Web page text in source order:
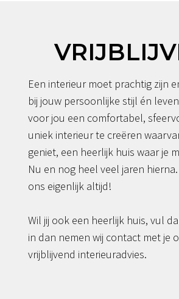
Een interieur moet prachtig zijn
bij jouw persoonlijke stijl én
voor jou een comfortabel,
uniek interieur te creëren
geniet, een heerlijk huis waar je
Nu en nog heel veel jaren
ons eigenlijk altijd!
Wil jij ook een heerlijk huis, vul
in dan nemen wij contact met je
vrijblijvend interieuradvies.